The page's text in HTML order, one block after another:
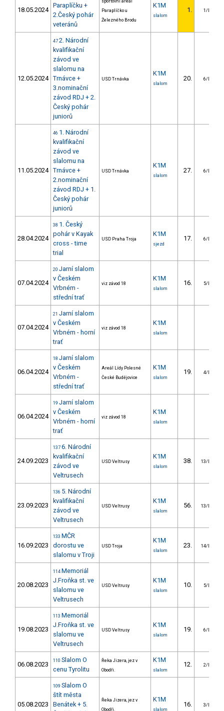
18.05.2024
Paraplíčku +
2.Český pohár
veteránů
sportovní areál
Paraplíčko u
Železného Brodu
K1M
slalom
1. 1/DS
12.05.2024
47 2. Národní
kvalifikační
závod ve
slalomu na
Trnávce +
3.nominační
závod RDJ + 2.
Český pohár
juniorů
USD Trnávka
K1M
slalom
20. 6/DS
11.05.2024
46 1. Národní
kvalifikační
závod ve
slalomu na
Trnávce +
2.nominační
závod RDJ + 1.
Český pohár
juniorů
USD Trnávka
K1M
slalom
27. 6/DS
28.04.2024
38 1. Český
pohár v Kayak
cross - time
trial
USD Praha Troja
K1M
sjezd
17. 6/DS
07.04.2024
20 Jarní slalom
v Českém
Vrbném -
střední trať
viz závod 18
K1M
slalom
16. 5/DS
07.04.2024
21 Jarní slalom
v Českém
Vrbném - horní
trať
viz závod 18
K1M
slalom
06.04.2024
18 Jarní slalom
v Českém
Vrbném -
střední trať
Areál Lídy Polesné
České Budějovice
K1M
slalom
19. 4/DS
06.04.2024
19 Jarní slalom
v Českém
Vrbném - horní
trať
viz závod 18
K1M
slalom
24.09.2023
137 6. Národní
kvalifikační
závod ve
Veltrusech
USD Veltrusy
K1M
slalom
38. 13/DS
23.09.2023
136 5. Národní
kvalifikační
závod ve
Veltrusech
USD Veltrusy
K1M
slalom
56. 13/DS
16.09.2023
133 MČR
dorostu ve
slalomu v Troji
USD Troja
K1M
slalom
23. 14/DS
20.08.2023
114 Memoriál
J.Froňka st. ve
slalomu ve
Veltrusech
USD Veltrusy
K1M
slalom
10. 5/DS
19.08.2023
113 Memoriál
J.Froňka st. ve
slalomu ve
Veltrusech
USD Veltrusy
K1M
slalom
19. 6/DS
06.08.2023 110 Slalom O
cenu Tyrolitu
Řeka Jizera, jez v
Obodři.
K1M
slalom
12. 2/DS
05.08.2023
109 Slalom O
štít města
Benátek + 5.
Řeka Jizera, jez v
Obodři.
K1M
slalom
16. 3/DS